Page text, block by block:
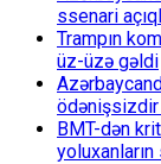
ssenari
Trampın
üz-üzə gəldi
ödənişsizdir
BMT-dən